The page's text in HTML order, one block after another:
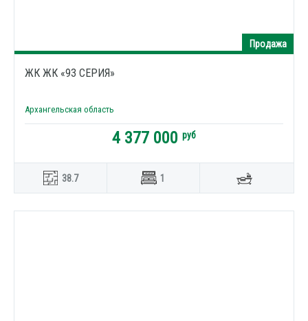
Продажа
ЖК ЖК «93 СЕРИЯ»
Архангельская область
4 377 000 руб
38.7 1